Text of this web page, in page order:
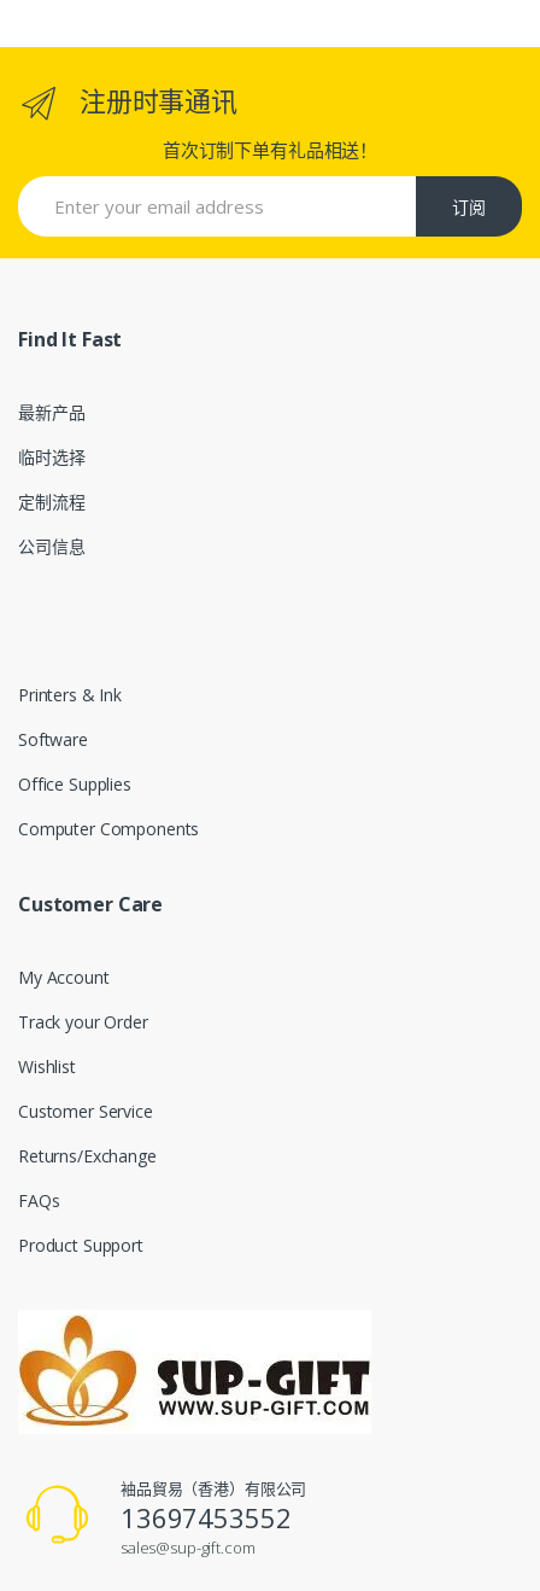
注册时事通讯
首次订制下单有礼品相送！
订阅
Find It Fast
最新产品
临时选择
定制流程
公司信息
Printers & Ink
Software
Office Supplies
Computer Components
Customer Care
My Account
Track your Order
Wishlist
Customer Service
Returns/Exchange
FAQs
Product Support
袖品貿易（香港）有限公司
13697453552
sales@sup-gift.com